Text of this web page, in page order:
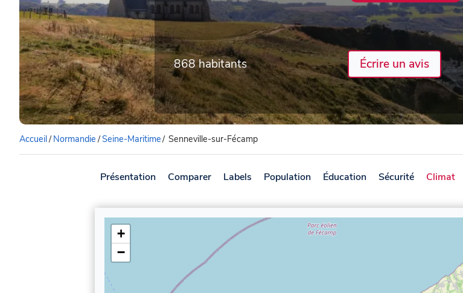
868 habitants Écrire un avis
Accueil/ Normandie/Seine-Maritime/ Senneville-sur-Fécamp
Présentation Comparer Labels Population Éducation Sécurité Climat
+
−